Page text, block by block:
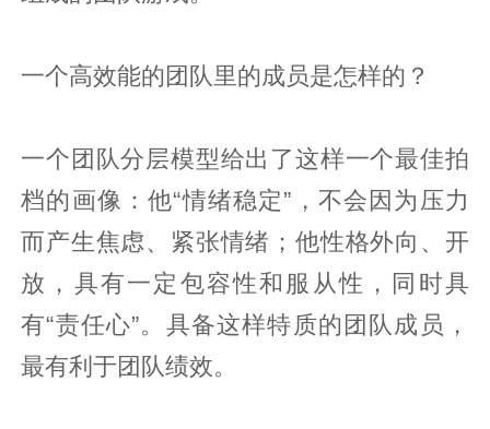
一个高效能的团队里的成员是怎样的？
一个团队分层模型给出了这样一个最佳拍
档的画像：他“情绪稳定”，不会因为压力
而产生焦虑、紧张情绪；他性格外向、开
放，具有一定包容性和服从性，同时具
有“责任心”。具备这样特质的团队成员，
最有利于团队绩效。